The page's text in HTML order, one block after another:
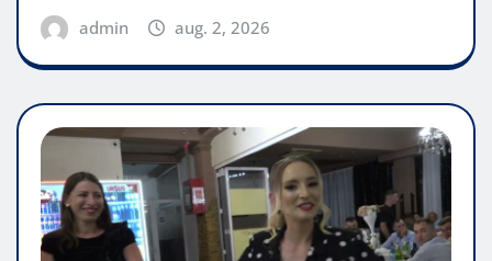
admin aug. 2, 2026